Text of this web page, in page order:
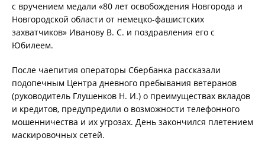
с вручением медали «80 лет освобождения Новгорода и
Новгородской области от немецко-фашистских
захватчиков» Иванову В. С. и поздравления его с
Юбилеем.
После чаепития операторы Сбербанка рассказали
подопечным Центра дневного пребывания ветеранов
(руководитель Глушенков Н. И.) о преимуществах вкладов
и кредитов, предупредили о возможности телефонного
мошенничества и их угрозах. День закончился плетением
маскировочных сетей.